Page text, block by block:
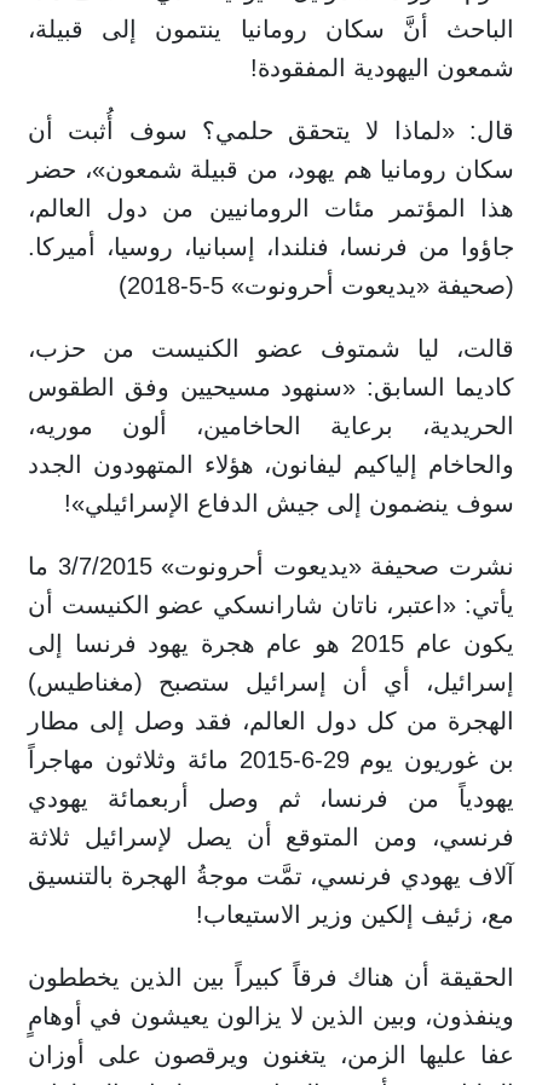
الباحث أنَّ سكان رومانيا ينتمون إلى قبيلة،
شمعون اليهودية المفقودة!
قال: «لماذا لا يتحقق حلمي؟ سوف أُثبت أن
سكان رومانيا هم يهود، من قبيلة شمعون»، حضر
هذا المؤتمر مئات الرومانيين من دول العالم،
جاؤوا من فرنسا، فنلندا، إسبانيا، روسيا، أميركا.
(صحيفة «يديعوت أحرونوت» 5-5-2018)
قالت، ليا شمتوف عضو الكنيست من حزب،
كاديما السابق: «سنهود مسيحيين وفق الطقوس
الحريدية، برعاية الحاخامين، ألون موريه،
والحاخام إلياكيم ليفانون، هؤلاء المتهودون الجدد
سوف ينضمون إلى جيش الدفاع الإسرائيلي»!
نشرت صحيفة «يديعوت أحرونوت» 3/7/2015 ما
يأتي: «اعتبر، ناتان شارانسكي عضو الكنيست أن
يكون عام 2015 هو عام هجرة يهود فرنسا إلى
إسرائيل، أي أن إسرائيل ستصبح (مغناطيس)
الهجرة من كل دول العالم، فقد وصل إلى مطار
بن غوريون يوم 29-6-2015 مائة وثلاثون مهاجراً
يهودياً من فرنسا، ثم وصل أربعمائة يهودي
فرنسي، ومن المتوقع أن يصل لإسرائيل ثلاثة
آلاف يهودي فرنسي، تمَّت موجةُ الهجرة بالتنسيق
مع، زئيف إلكين وزير الاستيعاب!
الحقيقة أن هناك فرقاً كبيراً بين الذين يخططون
وينفذون، وبين الذين لا يزالون يعيشون في أوهامٍ
عفا عليها الزمن، يتغنون ويرقصون على أوزان